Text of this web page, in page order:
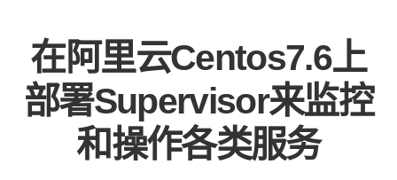
在阿里云Centos7.6上
部署Supervisor来监控
和操作各类服务